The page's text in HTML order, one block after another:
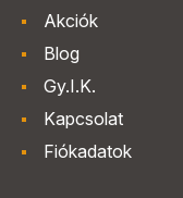
Akciók
Blog
Gy.I.K.
Kapcsolat
Fiókadatok